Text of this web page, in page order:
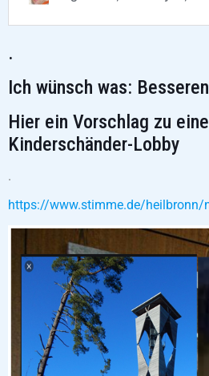
.
Ich wünsch was:
Hier ein Vorschlag zu
Kinderschänder-Lobby
.
https://www.stimme.de/heilbronn/